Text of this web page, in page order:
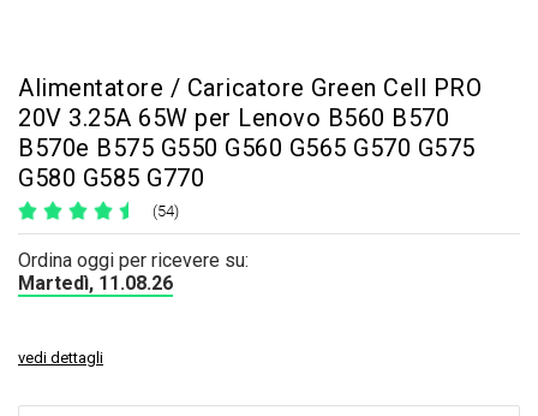
Alimentatore / Caricatore Green Cell PRO
20V 3.25A 65W per Lenovo B560 B570
B570e B575 G550 G560 G565 G570 G575
G580 G585 G770
(54)
Ordina oggi per ricevere su:
Martedì, 11.08.26
vedi dettagli